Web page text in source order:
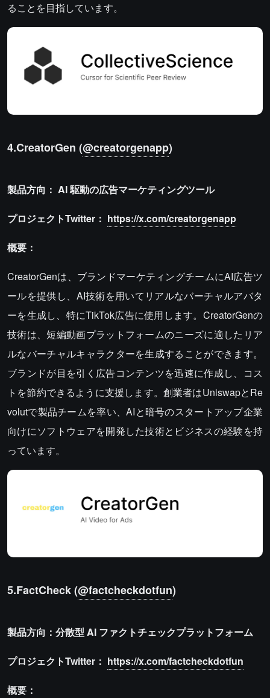
ることを目指しています。
4.CreatorGen (@creatorgenapp)
製品方向： AI駆動の広告マーケティングツール
プロジェクトTwitter： https://x.com/creatorgenapp
概要：
CreatorGenは、ブランドマーケティングチームにAI広告ツ
ールを提供し、AI技術を用いてリアルなバーチャルアバタ
ーを生成し、特にTikTok広告に使用します。CreatorGenの
技術は、短編動画プラットフォームのニーズに適したリア
ルなバーチャルキャラクターを生成することができます。
ブランドが目を引く広告コンテンツを迅速に作成し、コス
トを節約できるように支援します。創業者はUniswapとRe
volutで製品チームを率い、AIと暗号のスタートアップ企業
向けにソフトウェアを開発した技術とビジネスの経験を持
っています。
5.FactCheck (@factcheckdotfun)
製品方向：分散型 AI ファクトチェックプラットフォーム
プロジェクトTwitter： https://x.com/factcheckdotfun
概要：